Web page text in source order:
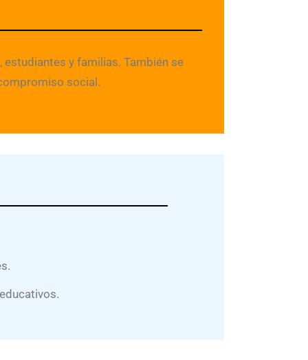
y familias. También se
social.